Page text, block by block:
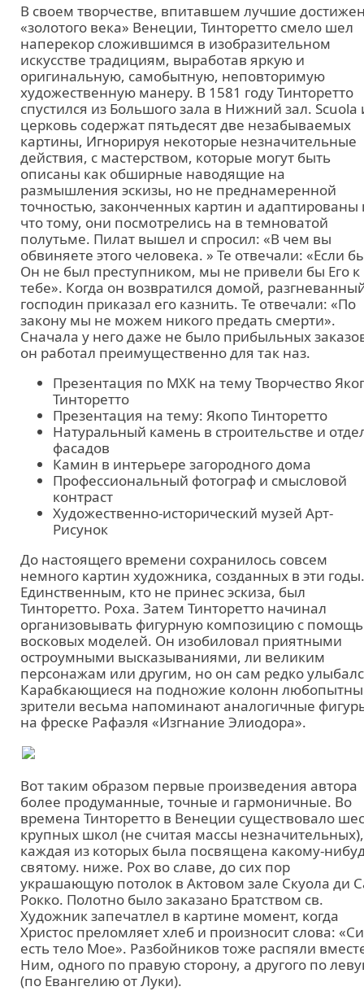
В своем творчестве, впитавшем лучшие
«золотого века» Венеции, Тинторетто смело шел
наперекор сложившимся в изобразительном
искусстве традициям, выработав яркую и
оригинальную, самобытную, неповторимую
художественную манеру. В 1581 году Тинторетто
спустился из Большого зала в Нижний зал. Scuola
церковь содержат пятьдесят две незабываемых
картины, Игнорируя некоторые незначительные
действия, с мастерством, которые могут быть
описаны как обширные наводящие на
размышления эскизы, но не преднамеренной
точностью, законченных картин и адаптированы
что тому, они посмотрелись на в темноватой
полутьме. Пилат вышел и спросил: «В чем вы
обвиняете этого человека. » Те отвечали: «Если
Он не был преступником, мы не привели бы Его к
тебе». Когда он возвратился домой,
господин приказал его казнить. Те отвечали: «По
закону мы не можем никого предать смерти».
Сначала у него даже не было прибыльных
он работал преимущественно для так наз.
Презентация по МХК на тему Творчество
Тинторетто
Презентация на тему: Якопо Тинторетто
Натуральный камень в строительстве и
фасадов
Камин в интерьере загородного дома
Профессиональный фотограф и смысловой
контраст
Художественно-исторический музей Арт-
Рисунок
До настоящего времени сохранилось совсем
немного картин художника, созданных в эти годы.
Единственным, кто не принес эскиза, был
Тинторетто. Роха. Затем Тинторетто начинал
организовывать фигурную композицию с
восковых моделей. Он изобиловал приятными
остроумными высказываниями, ли великим
персонажам или другим, но он сам редко
Карабкающиеся на подножие колонн
зрители весьма напоминают аналогичные
на фреске Рафаэля «Изгнание Элиодора».
Вот таким образом первые произведения автора
более продуманные, точные и гармоничные. Во
времена Тинторетто в Венеции существовало
крупных школ (не считая массы незначительных),
каждая из которых была посвящена какому-
святому. ниже. Рох во славе, до сих пор
украшающую потолок в Актовом зале Скуола ди
Рокко. Полотно было заказано Братством св.
Художник запечатлел в картине момент, когда
Христос преломляет хлеб и произносит слова:
есть тело Мое». Разбойников тоже распяли
Ним, одного по правую сторону, а другого по
(по Евангелию от Луки).